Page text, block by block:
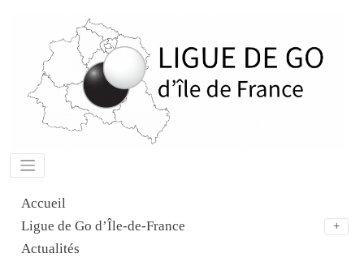
Accueil
Ligue de Go d’Île-de-France
Actualités